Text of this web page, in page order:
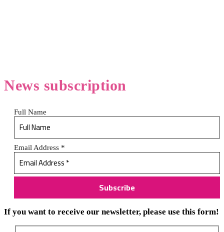
News subscription
Full Name
Email Address *
If you want to receive our newsletter, please use this form!